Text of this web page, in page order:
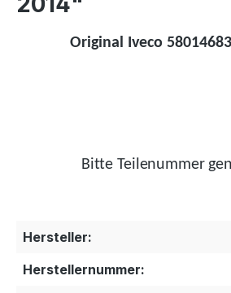
Original Iveco
Bitte Teilenummer
Hersteller:
Herstellernummer: